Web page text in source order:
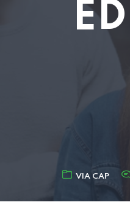
VIA CAP